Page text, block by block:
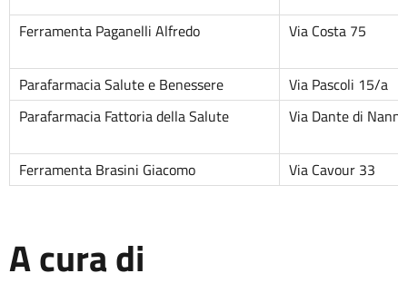
Ferramenta Paganelli Alfredo Via Costa 75
Parafarmacia Salute e Benessere
Via Pascoli 15/a
Parafarmacia Fattoria della Salute
Via Dante di
Ferramenta Brasini Giacomo Via Cavour 33
A cura di